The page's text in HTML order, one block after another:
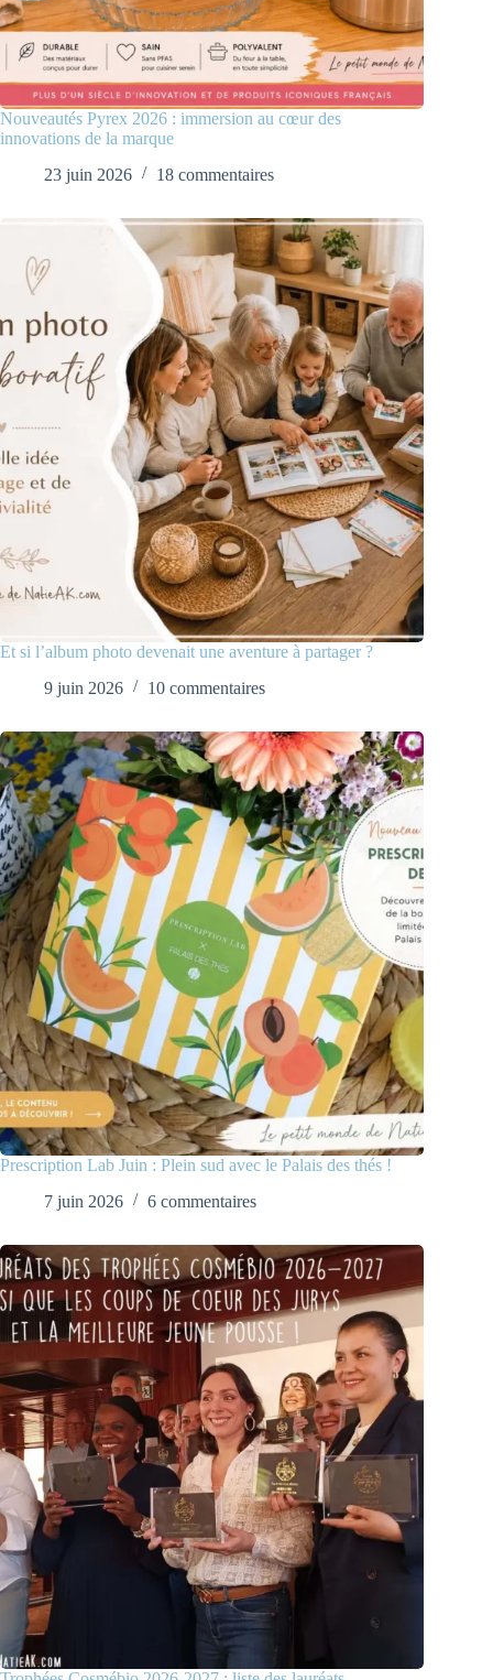
Nouveautés Pyrex 2026 : immersion au cœur des
innovations de la marque
23 juin 2026
18 commentaires
Et si l’album photo devenait une aventure à partager ?
9 juin 2026
10 commentaires
Prescription Lab Juin : Plein sud avec le Palais des thés !
7 juin 2026
6 commentaires